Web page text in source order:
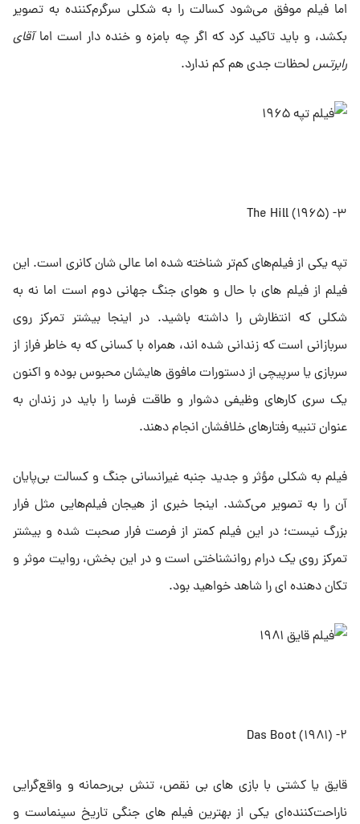
اما فیلم موفق می‌شود کسالت را به شکلی سرگرم‌کننده به تصویر
بکشد، و باید تاکید کرد که اگر چه بامزه و خنده دار است اماآقای
رابرتس لحظات جدی هم کم ندارد.
۳- The Hill (۱۹۶۵)
تپه یکی از فیلم‌های کم‌تر شناخته شده اما عالی شان کانری است. این
فیلم از فیلم های با حال و هوای جنگ جهانی دوم است اما نه به
شکلی که انتظارش را داشته باشید. در اینجا بیشتر تمرکز روی
سربازانی است که زندانی شده اند، همراه با کسانی که به خاطر فراز از
سربازی یا سرپیچی از دستورات مافوق هایشان محبوس بوده و اکنون
یک سری کارهای وظیفی دشوار و طاقت فرسا را باید در زندان به
عنوان تنبیه رفتارهای خلافشان انجام دهند.
فیلم به شکلی مؤثر و جدید جنبه غیرانسانی جنگ و کسالت بی‌پایان
آن را به تصویر می‌کشد. اینجا خبری از هیجان فیلم‌هایی مثل فرار
بزرگ نیست؛ در این فیلم کمتر از فرصت فرار صحبت شده و بیشتر
تمرکز روی یک درام روانشناختی است و در این بخش، روایت موثر و
تکان دهنده ای را شاهد خواهید بود.
۲- Das Boot (۱۹۸۱)
قایق یا کشتی با بازی های بی نقص، تنش بی‌رحمانه و واقع‌گرایی
ناراحت‌کننده‌ای یکی از بهترین فیلم های جنگی تاریخ سینماست و